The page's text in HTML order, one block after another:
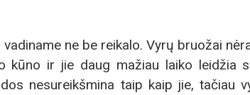
vadiname ne be reikalo. Vyrų bruožai
kūno ir jie daug mažiau laiko leidžia
nesureikšmina taip kaip jie, tačiau